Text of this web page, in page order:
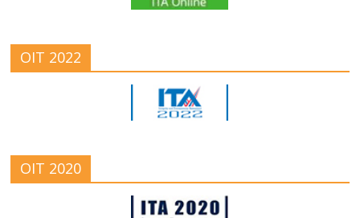
OIT 2022
OIT 2020